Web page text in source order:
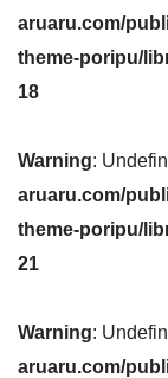
aruaru.com/
theme-poripu/
18
Warning:
aruaru.com/
theme-poripu/
21
Warning:
aruaru.com/